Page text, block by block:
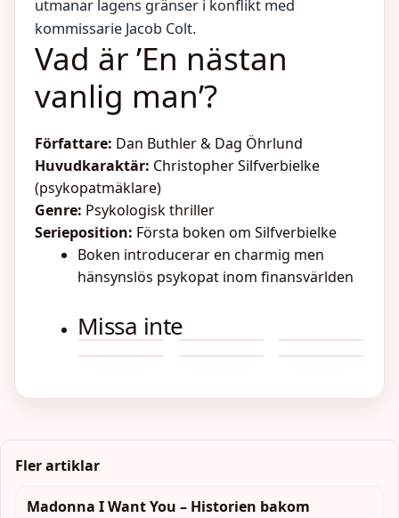
utmanar lagens gränser i konflikt med
kommissarie Jacob Colt.
Vad är ’En nästan
vanlig man’?
Författare: Dan Buthler & Dag Öhrlund
Huvudkaraktär: Christopher Silfverbielke
(psykopatmäklare)
Genre: Psykologisk thriller
Serieposition: Första boken om Silfverbielke
Boken introducerar en charmig men
hänsynslös psykopat inom finansvärlden
Missa inte
Kostar
Strömmen
Spotpriser
priser och
för-steg
12
Pounds i
föreställning
Ljumsken
Fler artiklar
Madonna I Want You – Historien bakom